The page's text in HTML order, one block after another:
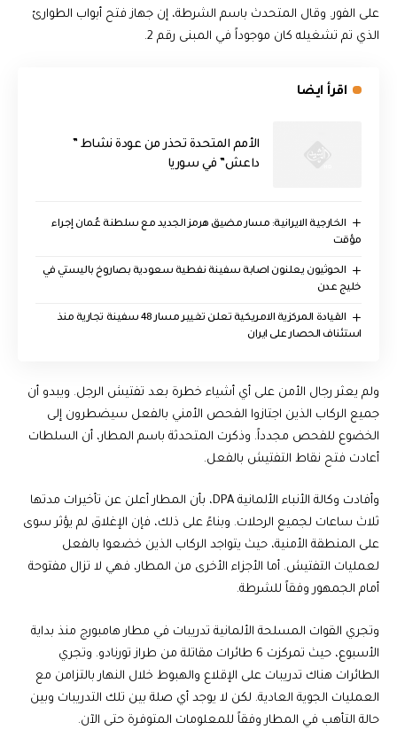
على الفور. وقال المتحدث باسم الشرطة، إن جهاز فتح أبواب الطوارئ
الذي تم تشغيله كان موجوداً في المبنى رقم 2.
اقرأ ايضا
الأمم المتحدة تحذر من عودة نشاط ”
داعش” في سوريا
الخارجية الايرانية: مسار مضيق هرمز الجديد مع سلطنة عُمان إجراء
مؤقت
الحوثيون يعلنون اصابة سفينة نفطية سعودية بصاروخ باليستي في
خليج عدن
القيادة المركزية الامريكية تعلن تغيير مسار 48 سفينة تجارية منذ
استئناف الحصار على ايران
ولم يعثر رجال الأمن على أي أشياء خطرة بعد تفتيش الرجل. ويبدو أن
جميع الركاب الذين اجتازوا الفحص الأمني بالفعل سيضطرون إلى
الخضوع للفحص مجدداً. وذكرت المتحدثة باسم المطار، أن السلطات
أعادت فتح نقاط التفتيش بالفعل.
وأفادت وكالة الأنباء الألمانية DPA، بأن المطار أعلن عن تأخيرات مدتها
ثلاث ساعات لجميع الرحلات. وبناءً على ذلك، فإن الإغلاق لم يؤثر سوى
على المنطقة الأمنية، حيث يتواجد الركاب الذين خضعوا بالفعل
لعمليات التفتيش. أما الأجزاء الأخرى من المطار، فهي لا تزال مفتوحة
أمام الجمهور وفقاً للشرطة.
وتجري القوات المسلحة الألمانية تدريبات في مطار هامبورج منذ بداية
الأسبوع، حيث تمركزت 6 طائرات مقاتلة من طراز تورنادو. وتجري
الطائرات هناك تدريبات على الإقلاع والهبوط خلال النهار بالتزامن مع
العمليات الجوية العادية. لكن لا يوجد أي صلة بين تلك التدريبات وبين
حالة التأهب في المطار وفقاً للمعلومات المتوفرة حتى الآن.